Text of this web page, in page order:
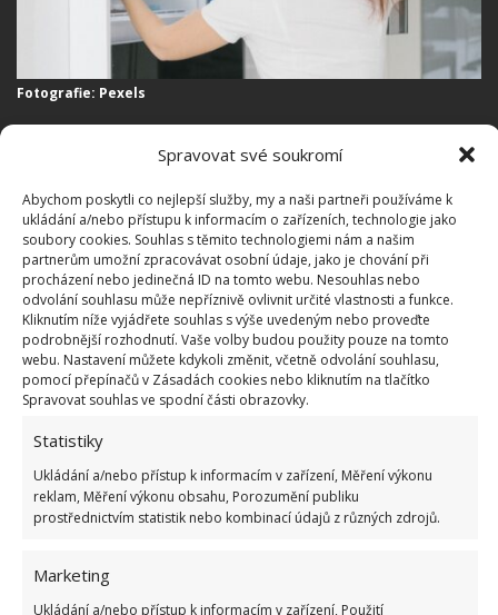
Spravovat své soukromí
Abychom poskytli co nejlepší služby, my a naši partneři používáme k
ukládání a/nebo přístupu k informacím o zařízeních, technologie jako
soubory cookies. Souhlas s těmito technologiemi nám a našim
partnerům umožní zpracovávat osobní údaje, jako je chování při
procházení nebo jedinečná ID na tomto webu. Nesouhlas nebo
odvolání souhlasu může nepříznivě ovlivnit určité vlastnosti a funkce.
Kliknutím níže vyjádřete souhlas s výše uvedeným nebo proveďte
podrobnější rozhodnutí. Vaše volby budou použity pouze na tomto
webu. Nastavení můžete kdykoli změnit, včetně odvolání souhlasu,
pomocí přepínačů v Zásadách cookies nebo kliknutím na tlačítko
Spravovat souhlas ve spodní části obrazovky.
Statistiky
Ukládání a/nebo přístup k informacím v zařízení, Měření výkonu
reklam, Měření výkonu obsahu, Porozumění publiku
prostřednictvím statistik nebo kombinací údajů z různých zdrojů.
Marketing
Ukládání a/nebo přístup k informacím v zařízení, Použití
Fotografie: Pexels
dle vypsané doby. Pokud tuto dobu překročíte,
mohou se jednotlivé produkty zkazit nebo změnit
svou konzistenci do takové podoby, že už je nebude
možné jíst.
Potraviny, které byste neměli
zamrazovat
Pokud rádi zamrazujete potraviny, měli byste
samozřejmě znát také produkty, které do mrazáku
rozhodně nepatří. Buď se jednoduše nedají
zamrazit, nebo po jejich rozmrazení nejsou jedlé.
Jedná se především o:
potraviny s tenkým papírovým dnem: mohou se
po rozmrazení a ohřátí snadno rozmočit,